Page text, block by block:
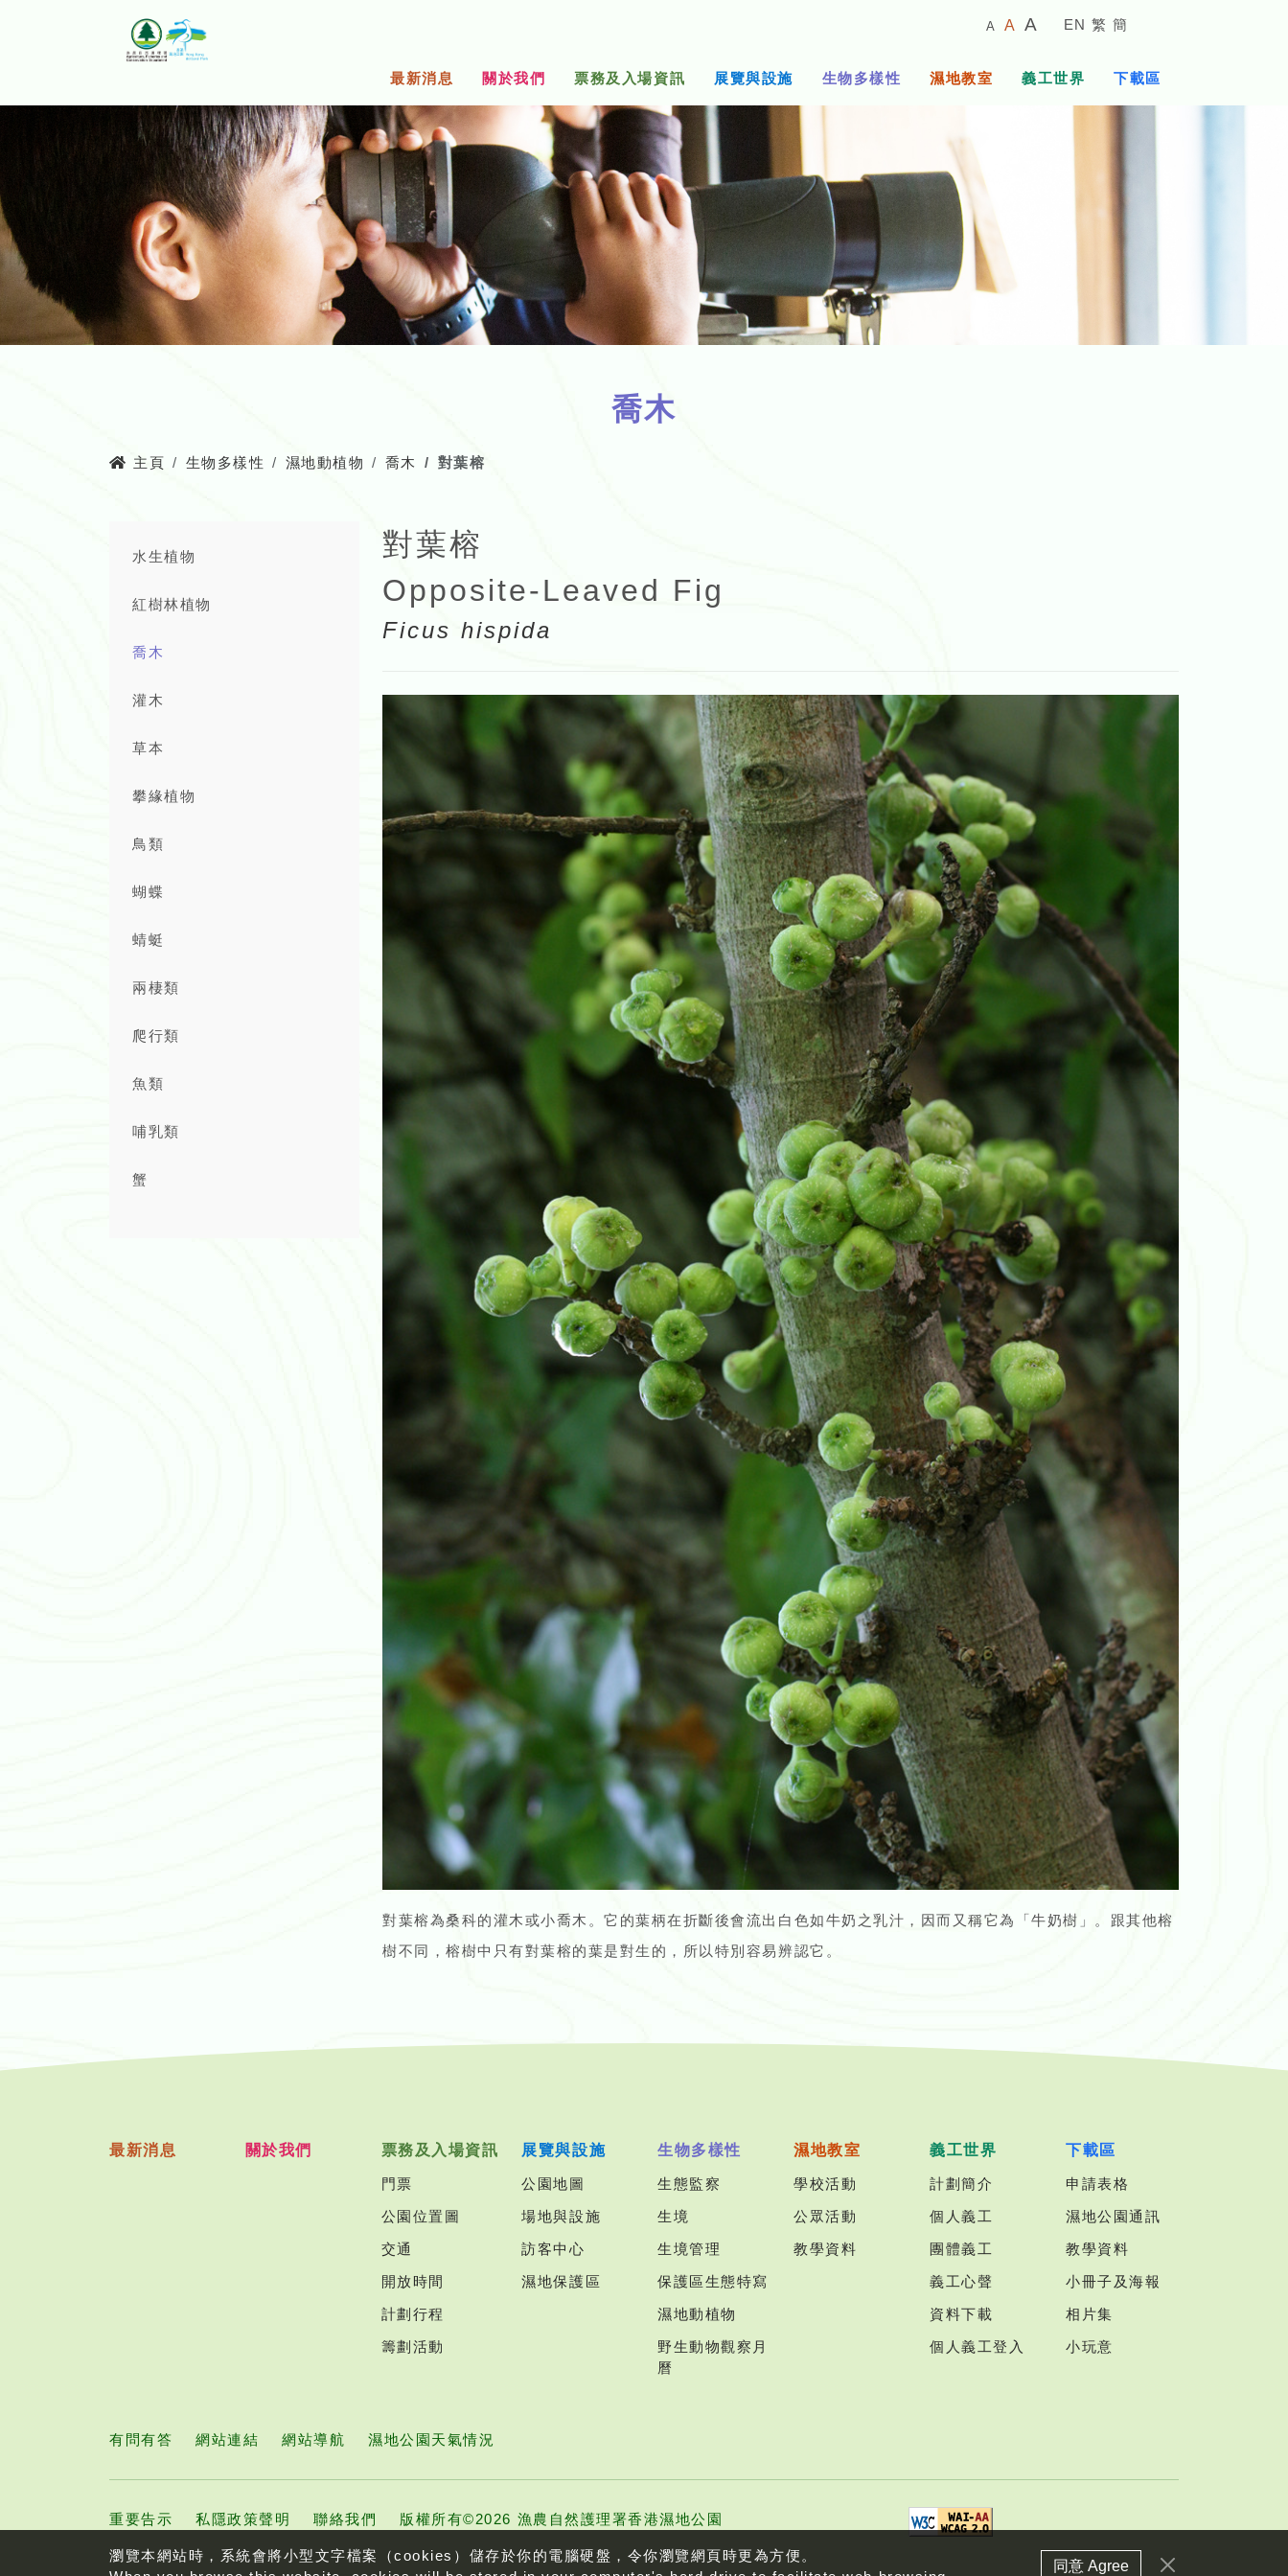
A
較
A
預
字
體
A
的
EN 繁 簡
最新消息 關於我們 票務及入場資訊 展覽與設施 生物多樣性 濕地教室 義工世界 下載區
喬木
主頁 生物多樣性 濕地動植物 喬木 對葉榕
水生植物
紅樹林植物
喬木
灌木
草本
攀緣植物
鳥類
蝴蝶
蜻蜓
兩棲類
爬行類
魚類
哺乳類
蟹
對葉榕
Opposite-Leaved Fig
Ficus hispida
對葉榕為桑科的灌木或小喬木。它的葉柄在折斷後會流出白色如牛奶之乳汁，因而又稱它為「牛奶樹」。跟其他榕
樹不同，榕樹中只有對葉榕的葉是對生的，所以特別容易辨認它。
最新消息 關於我們 票務及入場資訊
門票
公園位置圖
交通
開放時間
計劃行程
籌劃活動
展覽與設施
公園地圖
場地與設施
訪客中心
濕地保護區
生物多樣性
生態監察
生境
生境管理
保護區生態特寫
濕地動植物
野生動物觀察月
曆
濕地教室
學校活動
公眾活動
教學資料
義工世界
計劃簡介
個人義工
團體義工
義工心聲
資料下載
個人義工登入
下載區
申請表格
濕地公園通訊
教學資料
小冊子及海報
相片集
小玩意
有問有答 網站連結 網站導航 濕地公園天氣情況
重要告示 私隱政策聲明 聯絡我們 版權所有©2026 漁農自然護理署香港濕地公園
瀏覽本網站時，系統會將小型文字檔案（cookies）儲存於你的電腦硬盤，令你瀏覽網頁時更為方便。
同意 Agree